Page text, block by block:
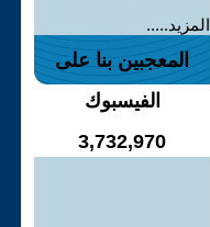
المزيد.....
المعجبين بنا على
الفيسبوك
3,732,970